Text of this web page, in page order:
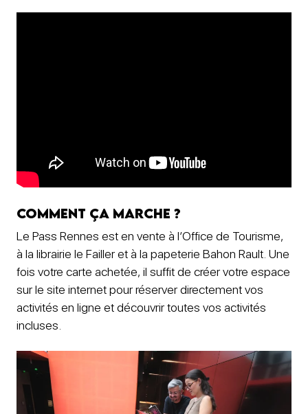
Comment ça marche ?
Le Pass Rennes est en vente à l’Office de Tourisme,
à la librairie le Failler et à la papeterie Bahon Rault. Une
fois votre carte achetée, il suffit de créer votre espace
sur le site internet pour réserver directement vos
activités en ligne et découvrir toutes vos activités
incluses.